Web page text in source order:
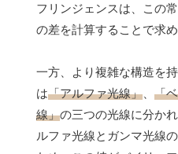
フリンジェンスは、この
の差を計算することで求め
一方、より複雑な構造を
は「アルファ光線」 「
線」の三つの光線に分か
ルファ光線とガンマ光線